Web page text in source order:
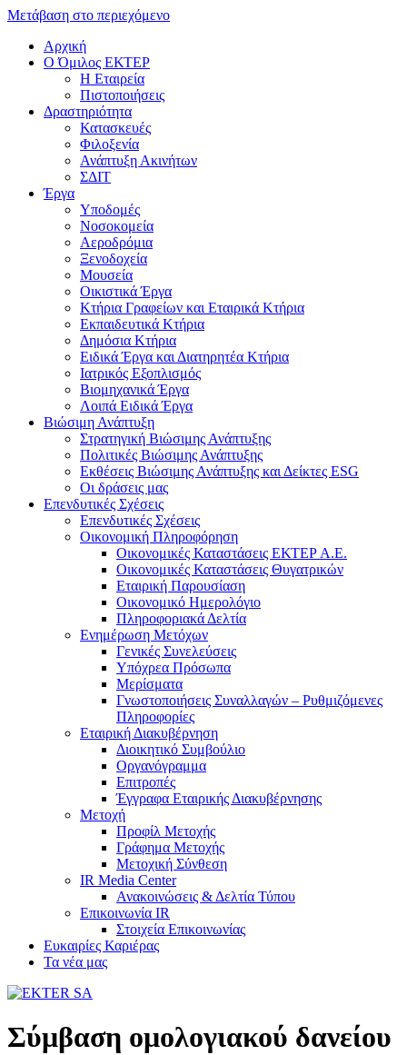
Μετάβαση στο περιεχόμενο
Αρχική
Ο Όμιλος ΕΚΤΕΡ
H Εταιρεία
Πιστοποιήσεις
Δραστηριότητα
Κατασκευές
Φιλοξενία
Ανάπτυξη Ακινήτων
ΣΔΙΤ
Έργα
Υποδομές
Νοσοκομεία
Αεροδρόμια
Ξενοδοχεία
Μουσεία
Οικιστικά Έργα
Κτήρια Γραφείων και Εταιρικά Κτήρια
Εκπαιδευτικά Κτήρια
Δημόσια Κτήρια
Ειδικά Έργα και Διατηρητέα Κτήρια
Ιατρικός Εξοπλισμός
Βιομηχανικά Έργα
Λοιπά Ειδικά Έργα
Βιώσιμη Ανάπτυξη
Στρατηγική Βιώσιμης Ανάπτυξης
Πολιτικές Βιώσιμης Ανάπτυξης
Εκθέσεις Βιώσιμης Ανάπτυξης και Δείκτες ESG
Οι δράσεις μας
Επενδυτικές Σχέσεις
Επενδυτικές Σχέσεις
Οικονομική Πληροφόρηση
Οικονομικές Καταστάσεις ΕΚΤΕΡ Α.Ε.
Οικονομικές Καταστάσεις Θυγατρικών
Εταιρική Παρουσίαση
Οικονομικό Ημερολόγιο
Πληροφοριακά Δελτία
Ενημέρωση Μετόχων
Γενικές Συνελεύσεις
Υπόχρεα Πρόσωπα
Μερίσματα
Γνωστοποιήσεις Συναλλαγών – Ρυθμιζόμενες
Πληροφορίες
Εταιρική Διακυβέρνηση
Διοικητικό Συμβούλιο
Οργανόγραμμα
Επιτροπές
Έγγραφα Εταιρικής Διακυβέρνησης
Μετοχή
Προφίλ Μετοχής
Γράφημα Μετοχής
Μετοχική Σύνθεση
IR Media Center
Ανακοινώσεις & Δελτία Τύπου
Επικοινωνία IR
Στοιχεία Επικοινωνίας
Ευκαιρίες Καριέρας
Τα νέα μας
Σύμβαση ομολογιακού δανείου